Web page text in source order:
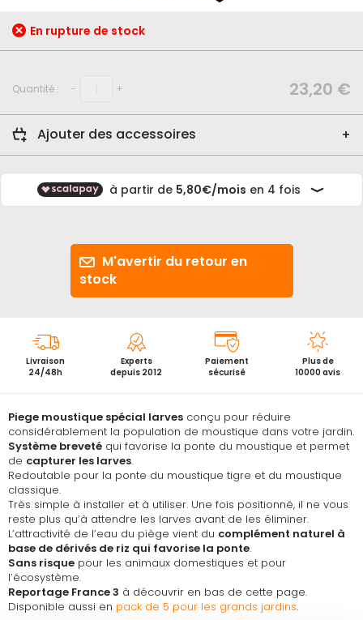
de
la
Piege moustique spécial larves conçu pour réduire
considérablement la population de moustique dans votre jardin.
Système breveté qui favorise la ponte du moustique et permet
de capturer les larves.
Redoutable pour la ponte du moustique tigre et du moustique
classique.
Très simple à installer et à utiliser. Une fois positionné, il ne vous
reste plus qu’à attendre les larves avant de les éliminer.
L’attractivité de l’eau du piège vient du complément naturel à
base de dérivés de riz qui favorise la ponte.
Sans risque pour les animaux domestiques et pour
l’écosystème.
Reportage France 3 à découvrir en bas de cette page.
Disponible aussi en pack de 5 pour les grands jardins.
En rupture de stock
Quantité : - + 23,20 €
Ajouter des accessoires
M'avertir du retour en
stock
Livraison
24/48h
Experts
depuis 2012
Paiement
sécurisé
Plus de
10000 avis